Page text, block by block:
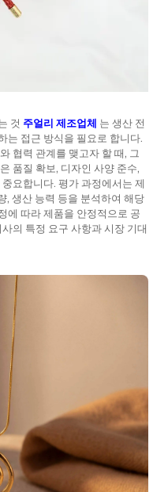
것 주얼리 제조업체 는 생산 전
는 접근 방식을 필요로 합니다.
협력 관계를 맺고자 할 때, 그
품질 확보, 디자인 사양 준수,
요합니다. 평가 과정에서는 제
, 생산 능력 등을 분석하여 해당
에 따라 제품을 안정적으로 공
사의 특정 요구 사항과 시장 기대